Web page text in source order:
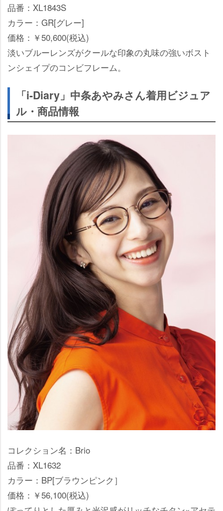
品番：XL1843S
カラー：GR[グレー]
価格：￥50,600(税込)
淡いブルーレンズがクールな印象の丸味の強いボスト
ンシェイプのコンビフレーム。
「i-Diary」中条あやみさん着用ビジュア
ル・商品情報
コレクション名：Brio
品番：XL1632
カラー：BP[ブラウンピンク］
価格：￥56,100(税込)